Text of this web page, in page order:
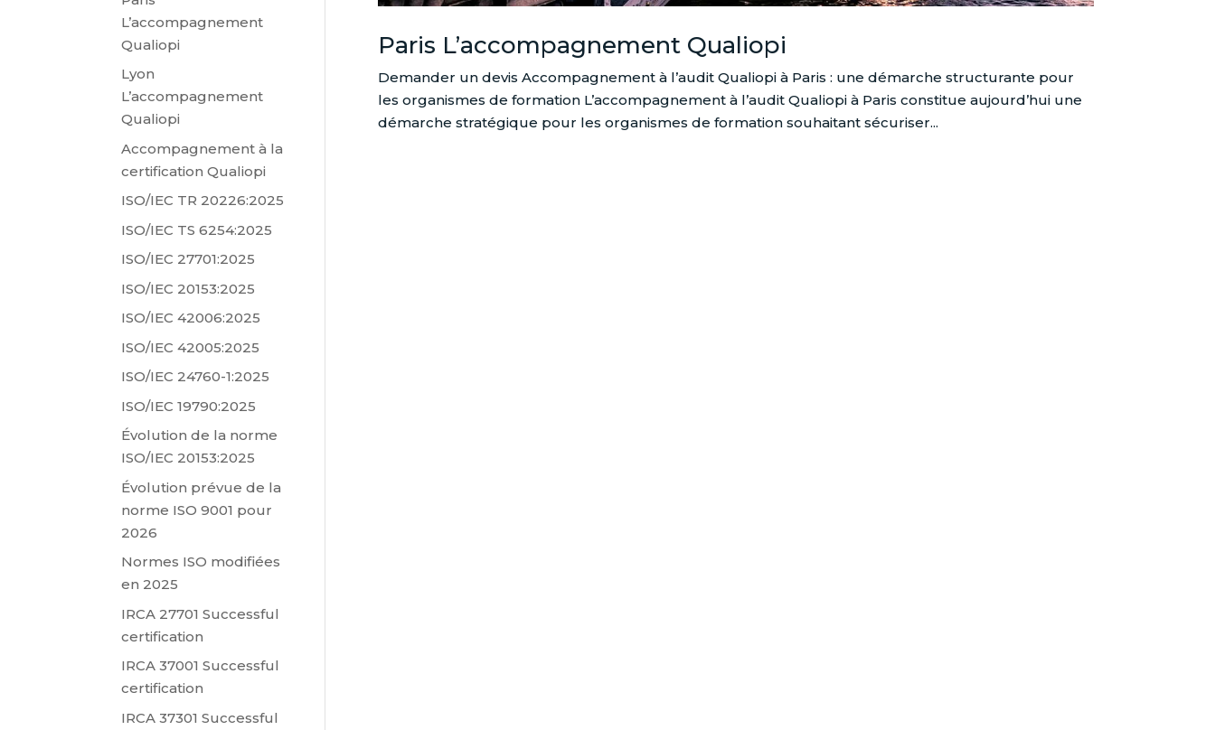
Paris L’accompagnement Qualiopi
Demander un devis Accompagnement à l’audit Qualiopi à Paris : une démarche structurante pour
les organismes de formation L’accompagnement à l’audit Qualiopi à Paris constitue aujourd’hui une
démarche stratégique pour les organismes de formation souhaitant sécuriser...
L’accompagnement
Qualiopi
Lyon
L’accompagnement
Qualiopi
Accompagnement à la
certification Qualiopi
ISO/IEC TR 20226:2025
ISO/IEC TS 6254:2025
ISO/IEC 27701:2025
ISO/IEC 20153:2025
ISO/IEC 42006:2025
ISO/IEC 42005:2025
ISO/IEC 24760-1:2025
ISO/IEC 19790:2025
Évolution de la norme
ISO/IEC 20153:2025
Évolution prévue de la
norme ISO 9001 pour
2026
Normes ISO modifiées
en 2025
IRCA 27701 Successful
certification
IRCA 37001 Successful
certification
IRCA 37301 Successful